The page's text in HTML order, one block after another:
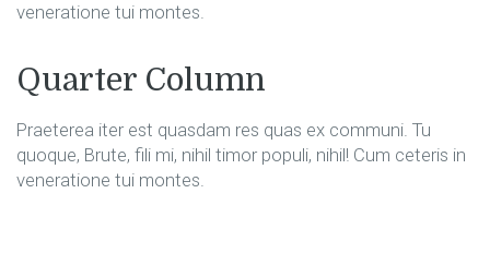
veneratione tui montes.
Quarter Column
Praeterea iter est quasdam res quas ex communi. Tu
quoque, Brute, fili mi, nihil timor populi, nihil! Cum ceteris in
veneratione tui montes.